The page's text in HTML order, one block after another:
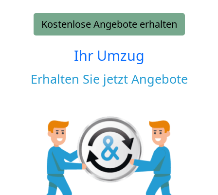
Kostenlose Angebote erhalten
Ihr Umzug
Erhalten Sie jetzt Angebote